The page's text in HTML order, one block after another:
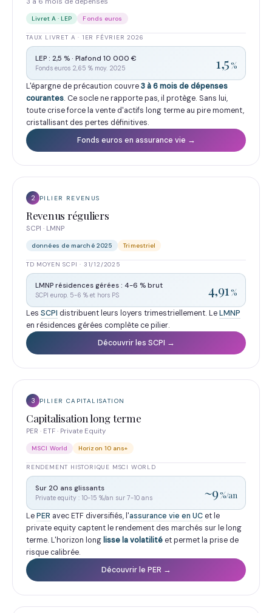
Livret A · LEP Fonds euros
TAUX LIVRET A · 1ER FÉVRIER 2026
LEP : 2,5 % · Plafond 10 000 €
Fonds euros 2,65 % moy. 2025 1,5%
L'épargne de précaution couvre3 à 6 mois de dépenses
courantes. Ce socle ne rapporte pas, il protège. Sans lui,
toute crise force la vente d'actifs long terme au pire moment,
cristallisant des pertes définitives.
Fonds euros en assurance vie →
2 PILIER REVENUS
Revenus réguliers
SCPI · LMNP
données de marché 2025 Trimestriel
TD MOYEN SCPI · 31/12/2025
LMNP résidences gérées : 4-6 % brut
SCPI europ. 5-6 % et hors PS 4,91%
Les SCPI distribuent leurs loyers trimestriellement. LeLMNP
en résidences gérées complète ce pilier.
Découvrir les SCPI →
3 PILIER CAPITALISATION
Capitalisation long terme
PER · ETF · Private Equity
MSCI World Horizon 10 ans+
RENDEMENT HISTORIQUE MSCI WORLD
Sur 20 ans glissants
Private equity : 10-15 %/an sur 7-10 ans ~9%/an
LePER avec ETF diversifiés, l'assurance vie en UC et le
private equity captent le rendement des marchés sur le long
terme. L'horizon long lisse la volatilité et permet la prise de
risque calibrée.
Découvrir le PER →